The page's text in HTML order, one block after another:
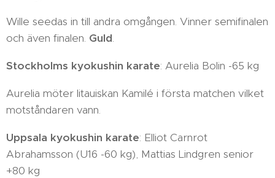
Wille seedas in till andra omgången. Vinner semifinalen
och även finalen. Guld.
Stockholms kyokushin karate: Aurelia Bolin -65 kg
Aurelia möter litauiskan Kamilé i första matchen vilket
motståndaren vann.
Uppsala kyokushin karate: Elliot Carnrot
Abrahamsson (U16 -60 kg), Mattias Lindgren senior
+80 kg